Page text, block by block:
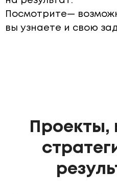
Посмотрите—
вы узнаете и свою
Проекты,